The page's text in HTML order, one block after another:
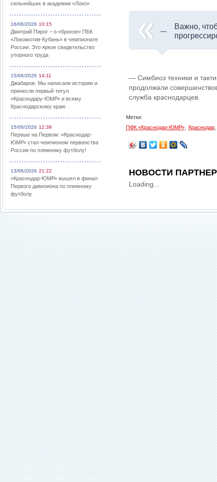
сильнейших в академии «Локо»
16/06/2026 10:15
Дмитрий Пирог – о «бронзе» ПБК
«Локомотив-Кубань» в чемпионате
России: Это яркое свидетельство
упорного труда
15/06/2026 14:11
Джабаров: Мы написали историю и
принесли первый титул
«Краснодару-ЮМР» и всему
Краснодарскому краю
15/06/2026 12:39
Первые на Первом: «Краснодар-
ЮМР» стал чемпионом первенства
России по пляжному футболу!
13/06/2026 21:22
«Краснодар-ЮМР» вышел в финал
Первого дивизиона по пляжному
футболу
Важно,
— Симбиоз техники и
продолжали
служба краснодарцев.
Метки:
ПФК «Краснодар-ЮМР»
Краснодар
НОВОСТИ
Loading...